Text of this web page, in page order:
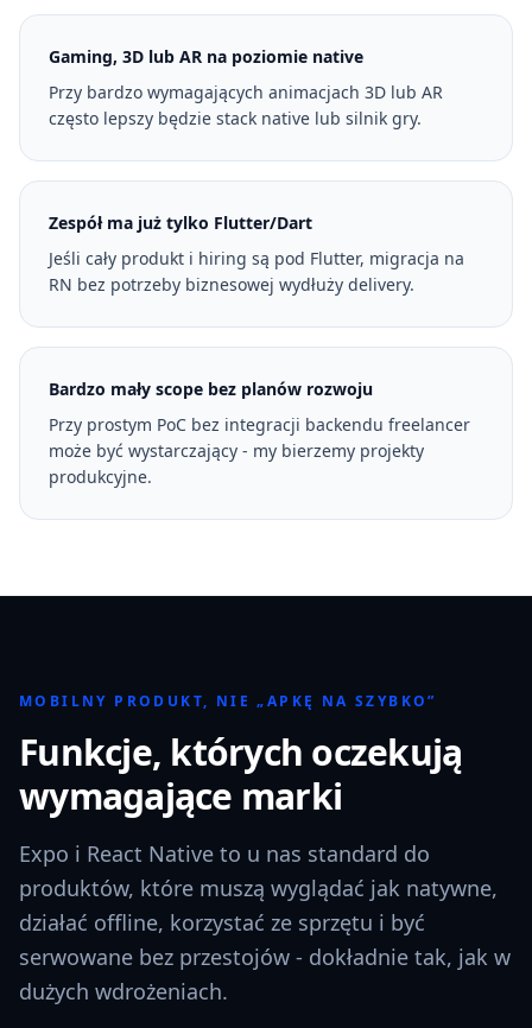
Gaming, 3D lub AR na poziomie native
Przy bardzo wymagających animacjach 3D lub AR
często lepszy będzie stack native lub silnik gry.
Zespół ma już tylko Flutter/Dart
Jeśli cały produkt i hiring są pod Flutter, migracja na
RN bez potrzeby biznesowej wydłuży delivery.
Bardzo mały scope bez planów rozwoju
Przy prostym PoC bez integracji backendu freelancer
może być wystarczający - my bierzemy projekty
produkcyjne.
MOBILNY PRODUKT, NIE „APKĘ NA SZYBKO”
Funkcje, których oczekują
wymagające marki
Expo i React Native to u nas standard do
produktów, które muszą wyglądać jak natywne,
działać offline, korzystać ze sprzętu i być
serwowane bez przestojów - dokładnie tak, jak w
dużych wdrożeniach.